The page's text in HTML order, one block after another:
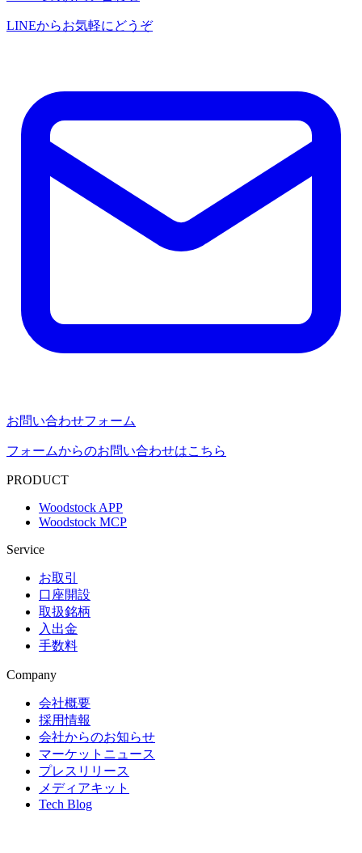
LINEからお気軽にどうぞ
お問い合わせフォーム
フォームからのお問い合わせはこちら
PRODUCT
Woodstock APP
Woodstock MCP
Service
お取引
口座開設
取扱銘柄
入出金
手数料
Company
会社概要
採用情報
会社からのお知らせ
マーケットニュース
プレスリリース
メディアキット
Tech Blog